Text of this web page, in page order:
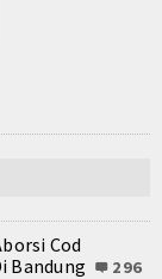
Cod
Bandung
296